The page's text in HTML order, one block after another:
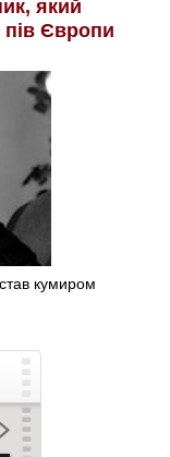
який
пів Європи
кумиром